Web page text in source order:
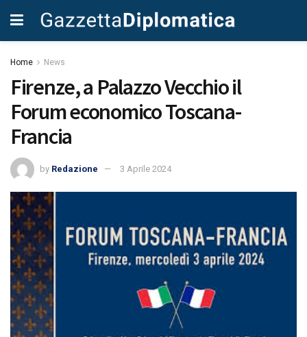
Home News
Firenze, a Palazzo Vecchio il
Forum economico Toscana-
Francia
by Redazione 3 Aprile 2024